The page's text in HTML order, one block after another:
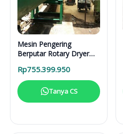
Mesin Pengering
Berputar Rotary Dryer
Rp755.399.950
Tanya CS